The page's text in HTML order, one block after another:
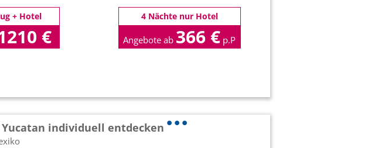
+ Hotel
€
4 Nächte nur Hotel
Angebote ab 366 € p.P
individuell entdecken